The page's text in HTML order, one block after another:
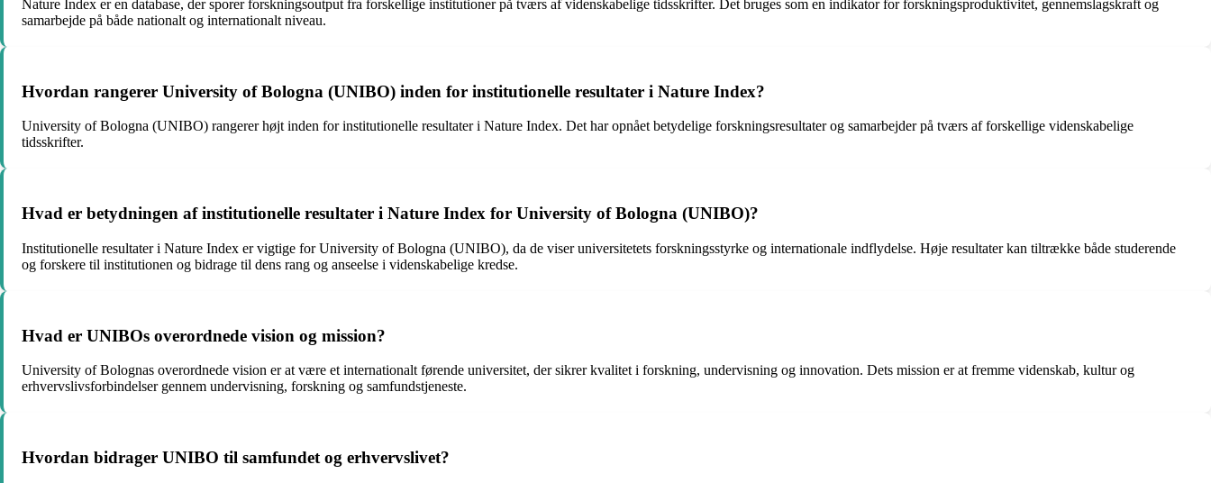
Nature Index er en database, der sporer forskningsoutput fra forskellige institutioner på tværs af videnskabelige tidsskrifter. Det bruges som en indikator for forskningsproduktivitet, gennemslagskraft og
samarbejde på både nationalt og internationalt niveau.
Hvordan rangerer University of Bologna (UNIBO) inden for institutionelle resultater i Nature Index?
University of Bologna (UNIBO) rangerer højt inden for institutionelle resultater i Nature Index. Det har opnået betydelige forskningsresultater og samarbejder på tværs af forskellige videnskabelige
tidsskrifter.
Hvad er betydningen af institutionelle resultater i Nature Index for University of Bologna (UNIBO)?
Institutionelle resultater i Nature Index er vigtige for University of Bologna (UNIBO), da de viser universitetets forskningsstyrke og internationale indflydelse. Høje resultater kan tiltrække både studerende
og forskere til institutionen og bidrage til dens rang og anseelse i videnskabelige kredse.
Hvad er UNIBOs overordnede vision og mission?
University of Bolognas overordnede vision er at være et internationalt førende universitet, der sikrer kvalitet i forskning, undervisning og innovation. Dets mission er at fremme videnskab, kultur og
erhvervslivsforbindelser gennem undervisning, forskning og samfundstjeneste.
Hvordan bidrager UNIBO til samfundet og erhvervslivet?